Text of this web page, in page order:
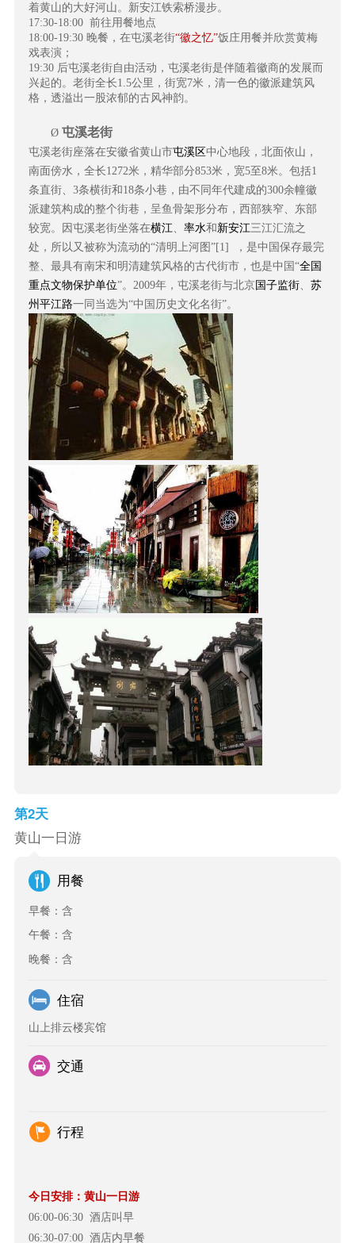
着黄山的大好河山。新安江铁索桥漫步。
17:30-18:00 前往用餐地点
18:00-19:30 晚餐，在屯溪老街“徽之忆”饭庄用餐并欣赏黄梅
戏表演；
19:30 后屯溪老街自由活动，屯溪老街是伴随着徽商的发展而
兴起的。老街全长1.5公里，街宽7米，清一色的徽派建筑风
格，透溢出一股浓郁的古风神韵。
Ø 屯溪老街
屯溪老街座落在安徽省黄山市屯溪区中心地段，北面依山，
南面傍水，全长1272米，精华部分853米，宽5至8米。包括1
条直街、3条横街和18条小巷，由不同年代建成的300余幢徽
派建筑构成的整个街巷，呈鱼骨架形分布，西部狭窄、东部
较宽。因屯溪老街坐落在横江、 率水和新安江三江汇流之
处，所以又被称为流动的“清明上河图”[1] ，是中国保存最完
整、最具有南宋和明清建筑风格的古代街市，也是中国“全国
重点文物保护单位”。2009年，屯溪老街与北京国子监街、 苏
州平江路一同当选为“中国历史文化名街”。
第2天
黄山一日游
用餐
早餐：含
午餐：含
晚餐：含
住宿
山上排云楼宾馆
交通
行程
今日安排：黄山一日游
06:00-06:30 酒店叫早
06:30-07:00 酒店内早餐